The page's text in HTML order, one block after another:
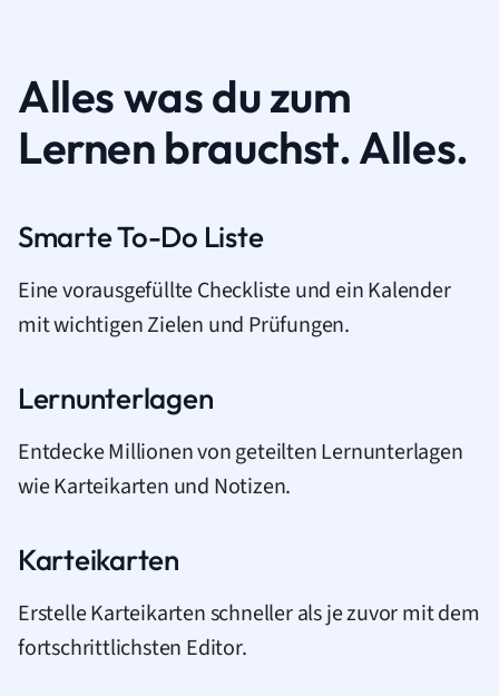
Alles was du zum
Lernen brauchst. Alles.
Smarte To-Do Liste
Eine vorausgefüllte Checkliste und ein Kalender
mit wichtigen Zielen und Prüfungen.
Lernunterlagen
Entdecke Millionen von geteilten Lernunterlagen
wie Karteikarten und Notizen.
Karteikarten
Erstelle Karteikarten schneller als je zuvor mit dem
fortschrittlichsten Editor.